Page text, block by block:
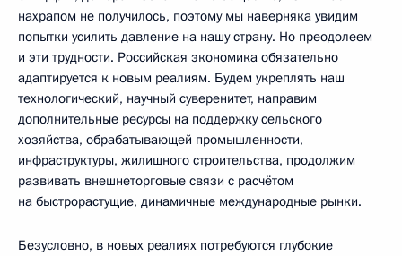
нахрапом не получилось, поэтому мы наверняка увидим
попытки усилить давление на нашу страну. Но преодолеем
и эти трудности. Российская экономика обязательно
адаптируется к новым реалиям. Будем укреплять наш
технологический, научный суверенитет, направим
дополнительные ресурсы на поддержку сельского
хозяйства, обрабатывающей промышленности,
инфраструктуры, жилищного строительства, продолжим
развивать внешнеторговые связи с расчётом
на быстрорастущие, динамичные международные рынки.
Безусловно, в новых реалиях потребуются глубокие